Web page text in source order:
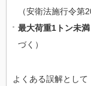
（安衛法施行令第
最大荷重1トン未
づく）
よくある誤解とし